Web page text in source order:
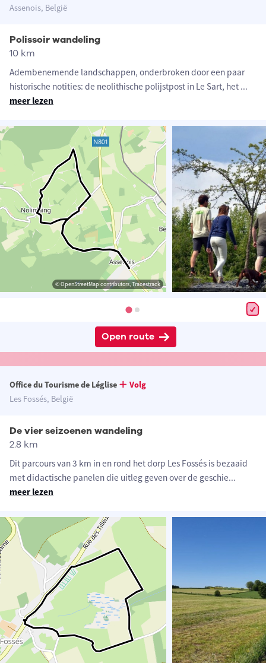
Assenois, België
Polissoir wandeling
10 km
Adembenemende landschappen, onderbroken door een paar
historische notities: de neolithische polijstpost in Le Sart, het ...
meer lezen
© OpenStreetMap contributors, Tracestrack
Open route
Office du Tourisme de Léglise
Volg
Les Fossés, België
De vier seizoenen wandeling
2.8 km
Dit parcours van 3 km in en rond het dorp Les Fossés is bezaaid
met didactische panelen die uitleg geven over de geschie...
meer lezen